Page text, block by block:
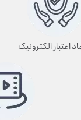
اعتبار الکترونیک